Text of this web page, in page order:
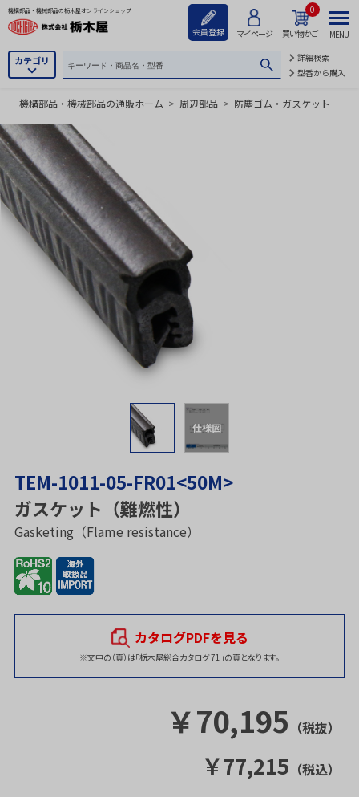
機構部品・機械部品の栃木屋オンラインショップ
会員登録 マイページ 買い物かご
0
カテゴリ
詳細検索
型番から購入
MENU
機構部品・機械部品の通販ホーム > 周辺部品 > 防塵ゴム・ガスケット
仕様図
TEM-1011-05-FR01<50M>
ガスケット（難燃性）
Gasketing（Flame resistance）
カタログPDFを見る
※文中の（頁）は「栃木屋総合カタログ 71」の頁となります。
￥70,195 （税抜）
￥77,215 （税込）